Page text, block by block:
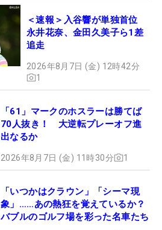
＜速報＞入谷響が単独首位
永井花奈、金田久美子ら1差
追走
2026年8月7日 (金) 12時42分
1
「61」マークのホスラーは勝てば
70人抜き！ 大逆転プレーオフ進
出なるか
2026年8月7日 (金) 11時30分 1
「いつかはクラウン」「シーマ現
象」……あの熱狂を覚えているか？
バブルのゴルフ場を彩った名車たち